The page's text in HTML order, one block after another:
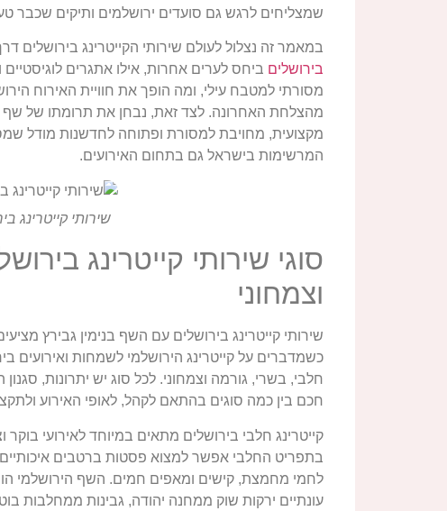
שמצליחים לרגש גם סועדים ירושלמים ותיקים שכבר
במאמר זה נצלול לעולם שירותי הקייטרינג בירושלים
בירושלים ביחס לערים אחרות, אילו אתגרים
מסורתי למטבח עילי, ומה הופך את חוויית האירוח
מהצלחת האחרונה. לצד זאת, נבחן את תרומתו של שף
מקצועית, מחויבת למסורת ופתוחה לחדשנות מודל
המרשימות בישראל גם בתחום האירועים.
שירותי קייטרינג
סוגי שירותי קייטרינג
וצמחוני
שירותי קייטרינג בירושלים עם השף בנימין גבירץ
כשמדברים על קייטרינג הירושלמי לשמחות
חלבי, בשרי, גורמה וצמחוני. לכל סוג יש יתרונות,
חכם בין כמה סוגים בהתאם לקהל, לאופי האירוע
קייטרינג חלבי בירושלים מתאים במיוחד לאירועי בוקר
בתפריט החלבי אפשר למצוא פסטות ברטבים איכותיים,
לחמי מחמצת, קישים ומאפים חמים. השף הירושלמי
עונתיים ירקות שוק ממחנה יהודה, גבינות ממחלבות